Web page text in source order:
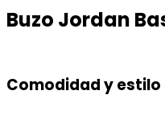
Buzo Jordan
Comodidad y